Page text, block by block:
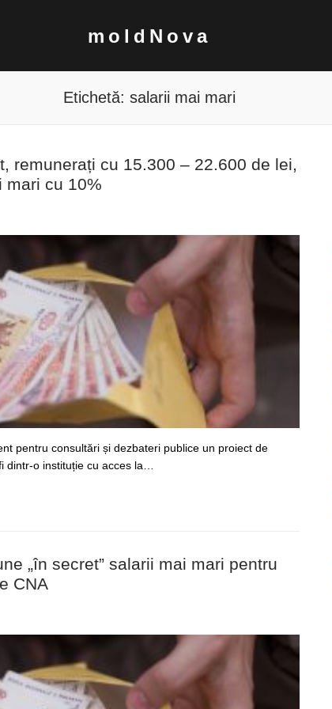
moldNova
Etichetă: salarii mai mari
remunerați cu 15.300 – 22.600 de lei,
mari cu 10%
pentru consultări și dezbateri publice un proiect de
dintr-o instituție cu acces la…
„în secret” salarii mai mari pentru
CNA